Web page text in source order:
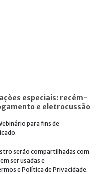
especiais: recém-
e eletrocussão
para fins de
serão compartilhadas com
ser usadas e
e Política de Privacidade.